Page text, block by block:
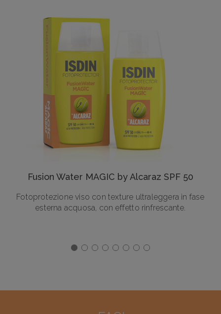
Fusion Water MAGIC by Alcaraz SPF 50
Fotoprotezione viso con texture ultraleggera in fase
esterna acquosa, con effetto rinfrescante.